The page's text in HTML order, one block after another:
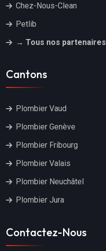
Chez-Nous-Clean
Petlib
→ Tous nos partenaires
Cantons
Plombier Vaud
Plombier Genève
Plombier Fribourg
Plombier Valais
Plombier Neuchâtel
Plombier Jura
Contactez-Nous